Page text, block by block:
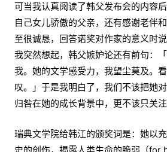
可当我认真阅读了韩父发布会的内容
自己女儿骄傲的父亲，还有感谢老伴
至很诚恳，回答诺奖对作家的意义时
我突然想起，韩父嫉妒论还有前句：
我。她的文学感受力，我望尘莫及。
叹。」于是我明白了，我们不该把她
归咎在她的成长背景中，更不该只关注
瑞典文学院给韩江的颁奖词是：她以